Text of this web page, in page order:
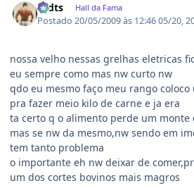
rodts Hall da Fama
Postado20/05/2009 às 12:4605/20,
nossa velho nessas grelhas eletricas
eu sempre como mas nw curto nw
qdo eu mesmo faço meu rango
pra fazer meio kilo de carne e ja era
ta certo q o alimento perde um monte
mas se nw da mesmo,nw sendo em
tem tanto problema
o importante eh nw deixar de
um dos cortes bovinos mais magros